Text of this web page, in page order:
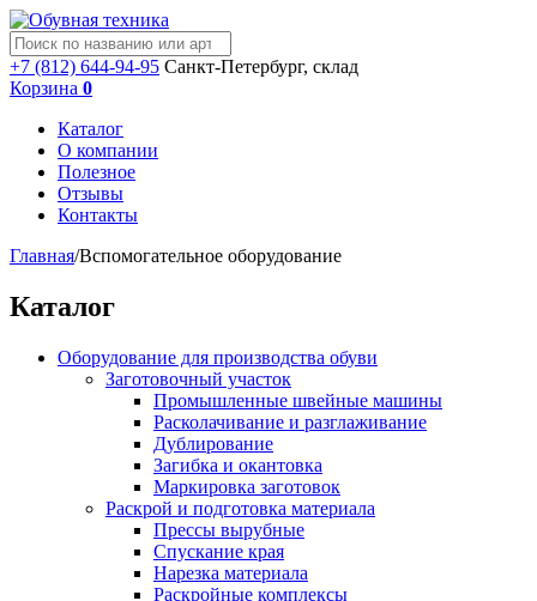
+7 (812) 644-94-95 Санкт-Петербург, склад
Корзина 0
Каталог
О компании
Полезное
Отзывы
Контакты
Главная/Вспомогательное оборудование
Каталог
Оборудование для производства обуви
Заготовочный участок
Промышленные швейные машины
Расколачивание и разглаживание
Дублирование
Загибка и окантовка
Маркировка заготовок
Раскрой и подготовка материала
Прессы вырубные
Спускание края
Нарезка материала
Раскройные комплексы